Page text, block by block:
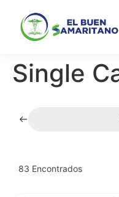
Únete A
Nosotros
Contacto
Single
83 Encontrados